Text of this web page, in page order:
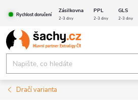
obsah
Rychlost doručení
Zásilkovna PPL GLS
2-3 dny 2-3 dny 2-3 dny
Dračí varianta